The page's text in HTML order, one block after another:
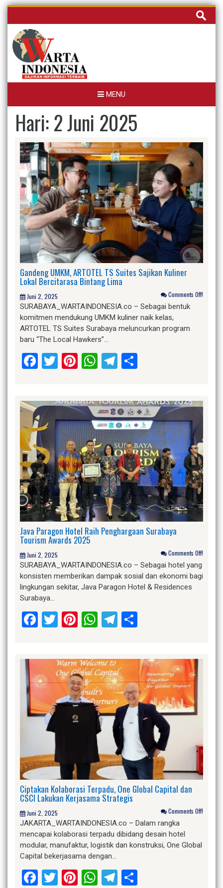
Skip
content
Cari
untuk:
MENU
Hari:2 Juni 2025
Gandeng UMKM, ARTOTEL TS Suites Sajikan Kuliner
Lokal Bercitarasa Bintang Lima
Juni 2, 2025 Comments Off!
SURABAYA_WARTAINDONESIA.co – Sebagai bentuk
komitmen mendukung UMKM kuliner naik kelas,
ARTOTEL TS Suites Surabaya meluncurkan program
baru “The Local Hawkers”…
Facebook
Twitter
Pinterest
WhatsApp
Telegram
Java Paragon Hotel Raih Penghargaan Surabaya
Tourism Awards 2025
Juni 2, 2025 Comments Off!
SURABAYA_WARTAINDONESIA.co – Sebagai hotel yang
konsisten memberikan dampak sosial dan ekonomi bagi
lingkungan sekitar, Java Paragon Hotel & Residences
Surabaya…
Facebook
Twitter
Pinterest
WhatsApp
Telegram
Ciptakan Kolaborasi Terpadu, One Global Capital dan
CSCI Lakukan Kerjasama Strategis
Juni 2, 2025 Comments Off!
JAKARTA_WARTAINDONESIA.co – Dalam rangka
mencapai kolaborasi terpadu dibidang desain hotel
modular, manufaktur, logistik dan konstruksi, One Global
Capital bekerjasama dengan…
Facebook
Twitter
Pinterest
WhatsApp
Telegram